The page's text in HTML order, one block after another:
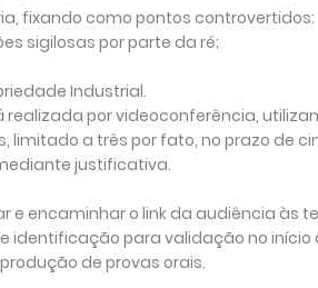
fixando como pontos controvertidos:
sigilosas por parte da ré;
Industrial.
realizada por videoconferência,
a três por fato, no prazo de
justificativa.
e encaminhar o link da audiência às
para validação no início
de provas orais.